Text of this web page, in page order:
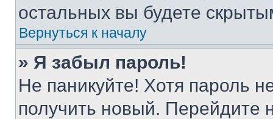
остальных вы будете
Вернуться к началу
» Я забыл пароль!
Не паникуйте! Хотя пароль
получить новый. Перейдите